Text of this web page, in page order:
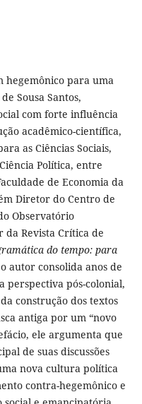
hegemônico para uma
Sousa Santos,
com forte influência
acadêmico-científica,
as Ciências Sociais,
Política, entre
de Economia da
Diretor do Centro de
Observatório
da Revista Crítica de
do tempo: para
autor consolida anos de
perspectiva pós-colonial,
construção dos textos
antiga por um “novo
ele argumenta que
de suas discussões
nova cultura política
contra-hegemônico e